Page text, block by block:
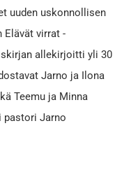
uuden uskonnollisen
Elävät virrat -
allekirjoitti yli 30
Jarno ja Ilona
Teemu ja Minna
pastori Jarno